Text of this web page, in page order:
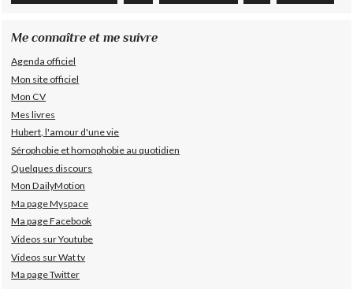
Me connaître et me suivre
Agenda officiel
Mon site officiel
Mon CV
Mes livres
Hubert, l'amour d'une vie
Sérophobie et homophobie au quotidien
Quelques discours
Mon DailyMotion
Ma page Myspace
Ma page Facebook
Videos sur Youtube
Videos sur Wat tv
Ma page Twitter